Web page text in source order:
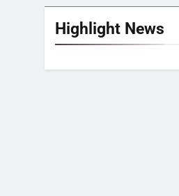
Highlight News